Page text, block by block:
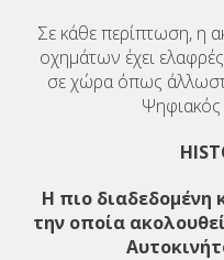
Σε κάθε περίπτωση, η
οχημάτων έχει
σε χώρα όπως
Η πιο διαδεδομένη
την οποία